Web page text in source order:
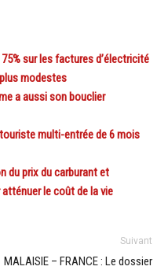
sur les factures d’électricité
modestes
a aussi son bouclier
touriste multi-entrée de 6 mois
du prix du carburant et
le coût de la vie
Suivant
MALAISIE – FRANCE : Le dossier